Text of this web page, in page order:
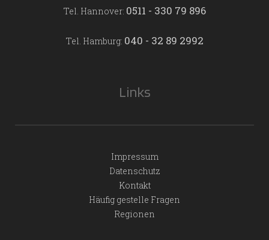
Tel. Hannover: 0511 - 330 79 896
Tel. Hamburg: 040 - 32 89 2992
Links
Impressum
Datenschutz
Kontakt
Häufig gestelle Fragen
Regionen